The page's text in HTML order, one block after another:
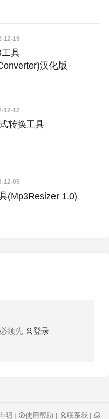
12-19
具
汉化版
12-12
转换工具
12-05
(Mp3Resizer 1.0)
须先 登录
明 | 使用帮助 | 联系我 |